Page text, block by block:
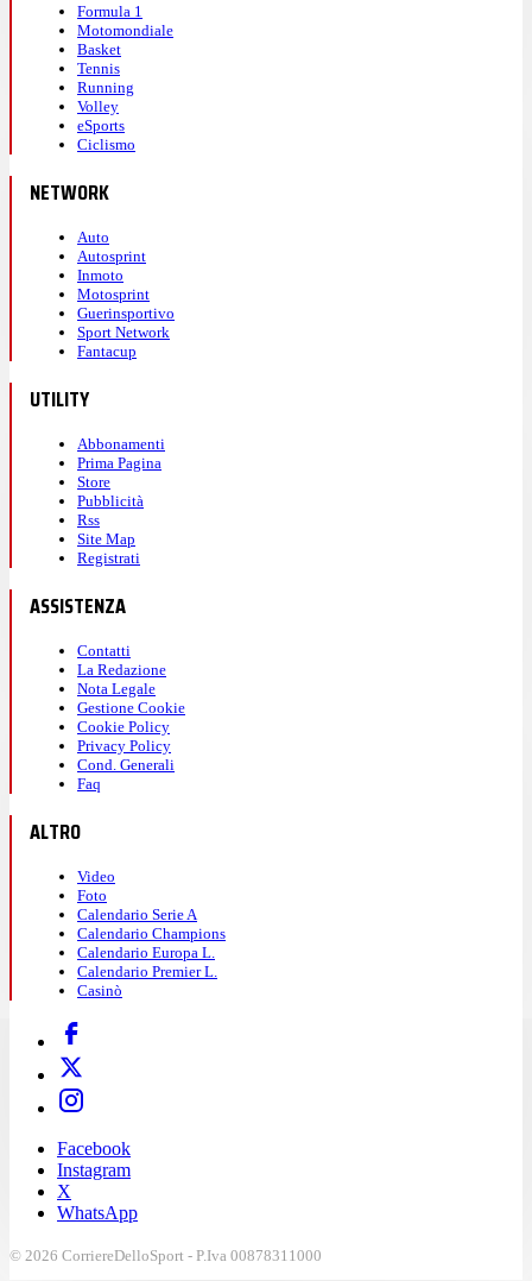
Formula 1
Motomondiale
Basket
Tennis
Running
Volley
eSports
Ciclismo
NETWORK
Auto
Autosprint
Inmoto
Motosprint
Guerinsportivo
Sport Network
Fantacup
UTILITY
Abbonamenti
Prima Pagina
Store
Pubblicità
Rss
Site Map
Registrati
ASSISTENZA
Contatti
La Redazione
Nota Legale
Gestione Cookie
Cookie Policy
Privacy Policy
Cond. Generali
Faq
ALTRO
Video
Foto
Calendario Serie A
Calendario Champions
Calendario Europa L.
Calendario Premier L.
Casinò
Facebook
Instagram
X
WhatsApp
© 2026 CorriereDelloSport - P.Iva 00878311000